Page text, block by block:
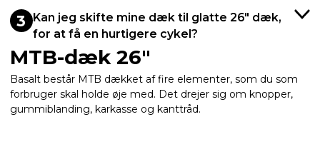
3 Kan jeg skifte mine dæk til glatte 26" dæk,
for at få en hurtigere cykel?
MTB-dæk 26"
Basalt består MTB dækket af fire elementer, som du som
forbruger skal holde øje med. Det drejer sig om knopper,
gummiblanding, karkasse og kanttråd.